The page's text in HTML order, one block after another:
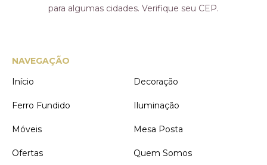
para algumas cidades. Verifique seu CEP.
NAVEGAÇÃO
Início
Decoração
Ferro Fundido Iluminação
Móveis Mesa Posta
Ofertas Quem Somos